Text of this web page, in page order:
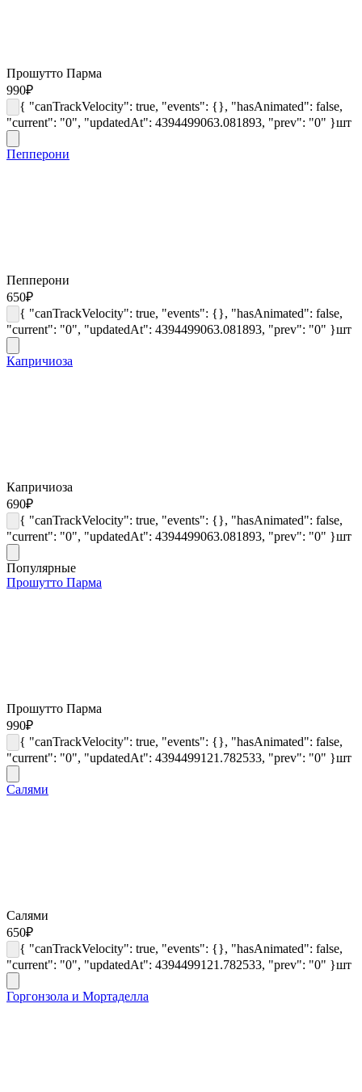
Прошутто Парма
990₽
{ "canTrackVelocity": true, "events": {}, "hasAnimated": false,
"current": "0", "updatedAt": 4394499063.081893, "prev": "0" }шт
Пепперони
Пепперони
650₽
{ "canTrackVelocity": true, "events": {}, "hasAnimated": false,
"current": "0", "updatedAt": 4394499063.081893, "prev": "0" }шт
Капричиоза
Капричиоза
690₽
{ "canTrackVelocity": true, "events": {}, "hasAnimated": false,
"current": "0", "updatedAt": 4394499063.081893, "prev": "0" }шт
Популярные
Прошутто Парма
Прошутто Парма
990₽
{ "canTrackVelocity": true, "events": {}, "hasAnimated": false,
"current": "0", "updatedAt": 4394499121.782533, "prev": "0" }шт
Салями
Салями
650₽
{ "canTrackVelocity": true, "events": {}, "hasAnimated": false,
"current": "0", "updatedAt": 4394499121.782533, "prev": "0" }шт
Горгонзола и Мортаделла